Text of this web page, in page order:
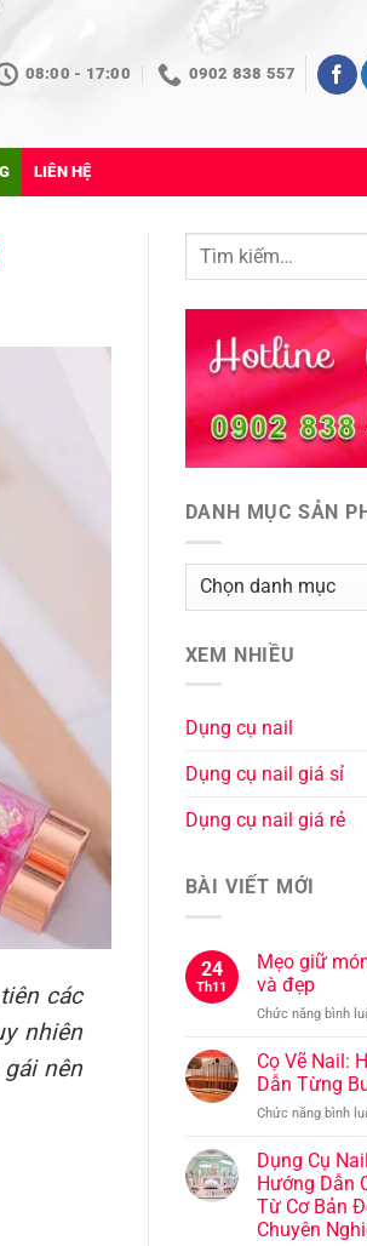
08:00 - 17:00 0902 838 557
LIÊN HỆ
các
nhiên
nên
DANH MỤC SẢN
XEM NHIỀU
Dụng cụ nail
Dụng cụ nail giá sỉ
Dụng cụ nail giá rẻ
BÀI VIẾT MỚI
24
Th11
Mẹo giữ
và đẹp
Chức năng bình
Cọ Vẽ Nail:
Dẫn Từng
Chức năng bình
Dụng Cụ
Hướng Dẫn
Từ Cơ Bản
Chuyên